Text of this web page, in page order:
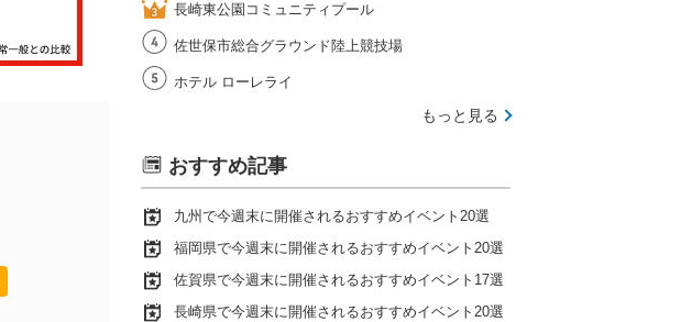
長崎東公園コミュニティプール
佐世保市総合グラウンド陸上競技場
ホテル ローレライ
もっと見る
おすすめ記事
九州で今週末に開催されるおすすめイベント20選
福岡県で今週末に開催されるおすすめイベント20選
佐賀県で今週末に開催されるおすすめイベント17選
長崎県で今週末に開催されるおすすめイベント20選